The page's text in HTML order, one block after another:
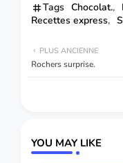
Tags Chocolat.
Recettes express
PLUS ANCIENNE
Rochers surprise.
YOU MAY LIKE